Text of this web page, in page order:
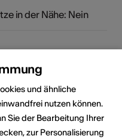
in der Nähe: Nein
und ähnliche
nutzen können.
Sie der Bearbeitung Ihrer
zur Personalisierung